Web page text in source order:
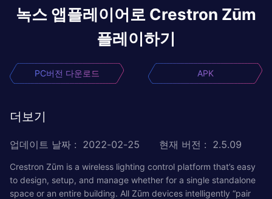
녹스 앱플레이어로 Crestron Zūm
플레이하기
PC버전 다운로드 APK
더보기
업데이트 날짜 : 2022-02-25 현재 버전 : 2.5.09
Crestron Zūm is a wireless lighting control platform that’s easy
to design, setup, and manage whether for a single standalone
space or an entire building. All Zūm devices intelligently “pair